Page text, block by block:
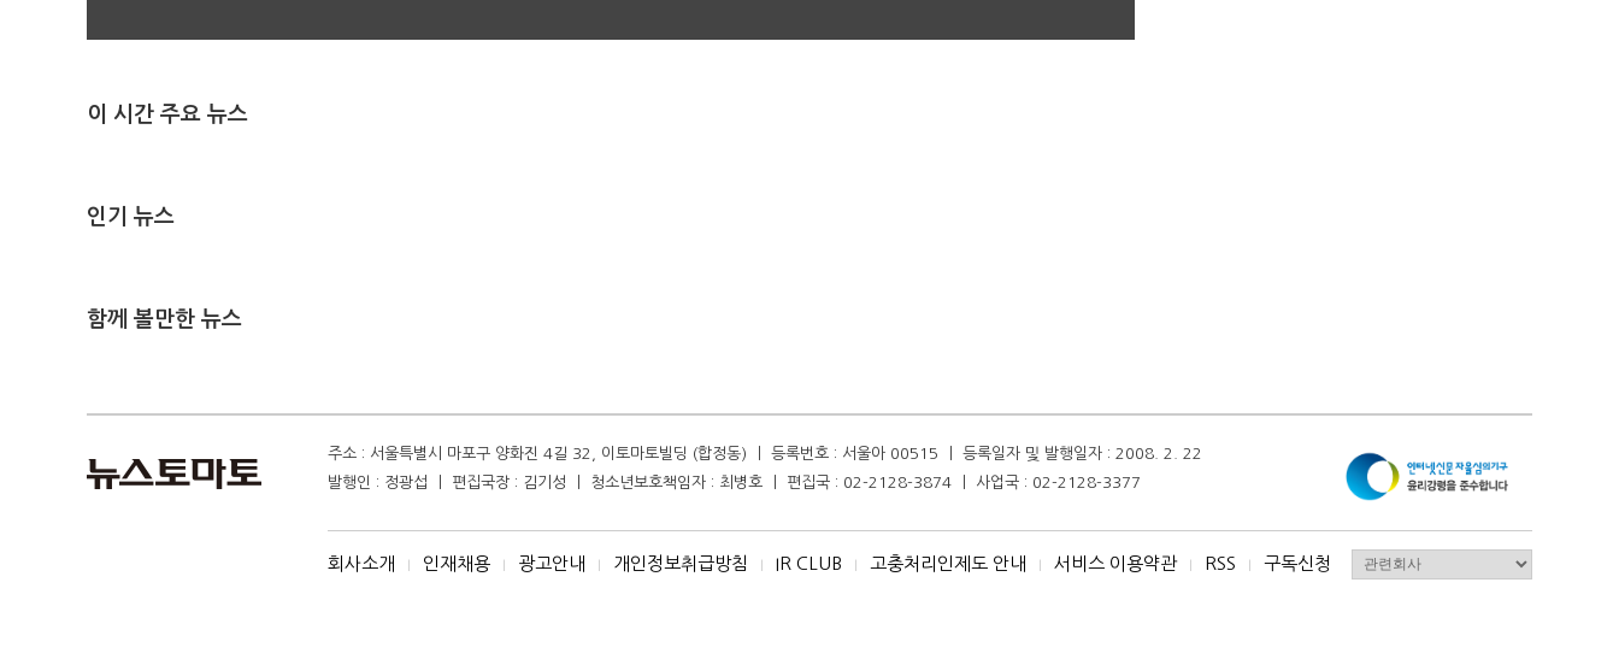
이 시간 주요 뉴스
인기 뉴스
함께 볼만한 뉴스
주소 : 서울특별시 마포구 양화진 4길 32, 이토마토빌딩 (합정동) ㅣ 등록번호 : 서울아 00515 ㅣ 등록일자 및 발행일자 : 2008. 2. 22
발행인 : 정광섭 ㅣ 편집국장 : 김기성 ㅣ 청소년보호책임자 : 최병호 ㅣ 편집국 : 02-2128-3874 ㅣ 사업국 : 02-2128-3377
회사소개 I 인재채용 I 광고안내 I 개인정보취급방침 I IR CLUB I 고충처리인제도 안내 I 서비스 이용약관 I RSS I 구독신청